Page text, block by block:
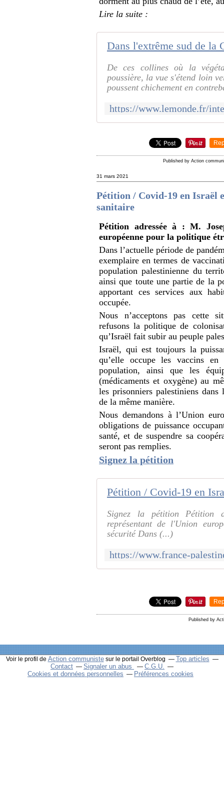
Lire la suite :
De ces collines où la
poussière, la vue s'étend loin
poussent chichement en
Published by Action
31 mars 2021
Pétition / Covid-19 en Israël
sanitaire
Pétition adressée à : M.
européenne pour la politique
Dans l’actuelle période de
exemplaire en termes de
population palestinienne du
ainsi que toute une partie de la
apportant ces services aux
occupée.
Nous n’acceptons pas cette
refusons la politique de
qu’Israël fait subir au peuple
Israël, qui est toujours la
qu’elle occupe les vaccins
population, ainsi que les
(médicaments et oxygène) au
les prisonniers palestiniens dans
de la même manière.
Nous demandons à l’Union
obligations de puissance
santé, et de suspendre sa
seront pas remplies.
Signez la pétition
Signez la pétition Pétition
représentant de l'Union
sécurité Dans (...)
Published by
Voir le profil de Action communistesur le portail Overblog
Top articles
Contact
Signaler un abus
C.G.U.
Cookies et données personnelles
Préférences cookies